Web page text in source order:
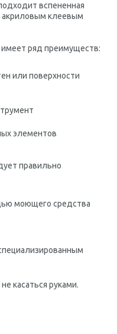
вспененная
акриловым клеевым
имеет ряд преимуществ:
или поверхности
элементов
правильно
моющего средства
касаться руками.